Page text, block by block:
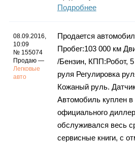
Гороскоп
Карты
Фотогалерея
Подробнее
08.09.2016,
10:09
№ 155074
Продаю —
Легковые
авто
Продается
Пробег:103 000 км
/Бензин, КПП:Робот, 5
руля Регулировка
Кожаный руль.
Автомобиль куплен в
официального
обслуживался весь
сервисные книги, с